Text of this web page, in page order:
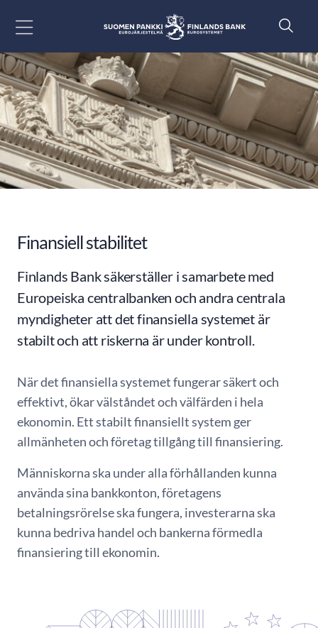
Finansiell stabilitet
Finlands Bank säkerställer i samarbete med
Europeiska centralbanken och andra centrala
myndigheter att det finansiella systemet är
stabilt och att riskerna är under kontroll.
När det finansiella systemet fungerar säkert och
effektivt, ökar välståndet och välfärden i hela
ekonomin. Ett stabilt finansiellt system ger
allmänheten och företag tillgång till finansiering.
Människorna ska under alla förhållanden kunna
använda sina bankkonton, företagens
betalningsrörelse ska fungera, investerarna ska
kunna bedriva handel och bankerna förmedla
finansiering till ekonomin.